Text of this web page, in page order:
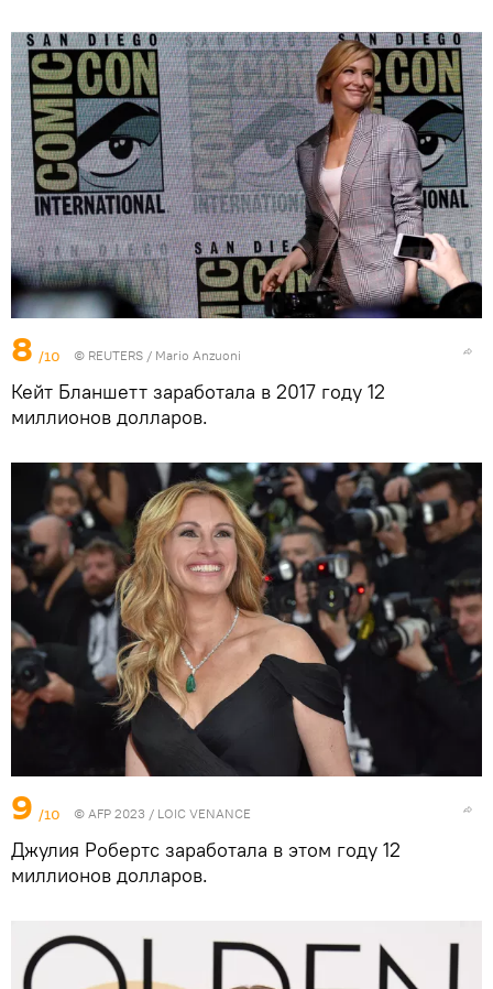
8 /10 © REUTERS / Mario Anzuoni
Кейт Бланшетт заработала в 2017 году 12
миллионов долларов.
9 /10 © AFP 2023 / LOIC VENANCE
Джулия Робертс заработала в этом году 12
миллионов долларов.